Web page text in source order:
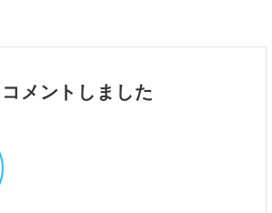
が選考突破の基本。
伝える必要はない。
な回答文例
一志望と伝える。
メントしました